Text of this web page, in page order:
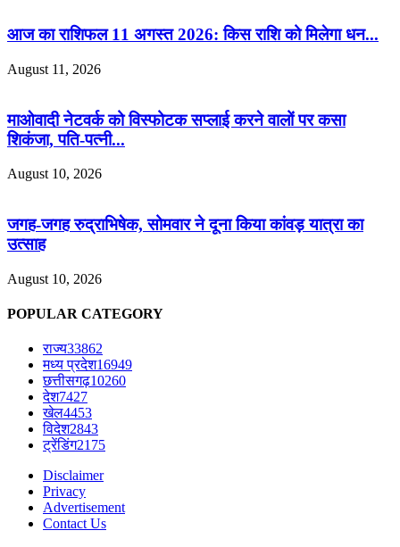
आज का राशिफल 11 अगस्त 2026: किस राशि को मिलेगा धन...
August 11, 2026
माओवादी नेटवर्क को विस्फोटक सप्लाई करने वालों पर कसा
शिकंजा, पति-पत्नी...
August 10, 2026
जगह-जगह रुद्राभिषेक, सोमवार ने दूना किया कांवड़ यात्रा का
उत्साह
August 10, 2026
POPULAR CATEGORY
राज्य33862
मध्य प्रदेश16949
छत्तीसगढ़10260
देश7427
खेल4453
विदेश2843
ट्रेंडिंग2175
Disclaimer
Privacy
Advertisement
Contact Us